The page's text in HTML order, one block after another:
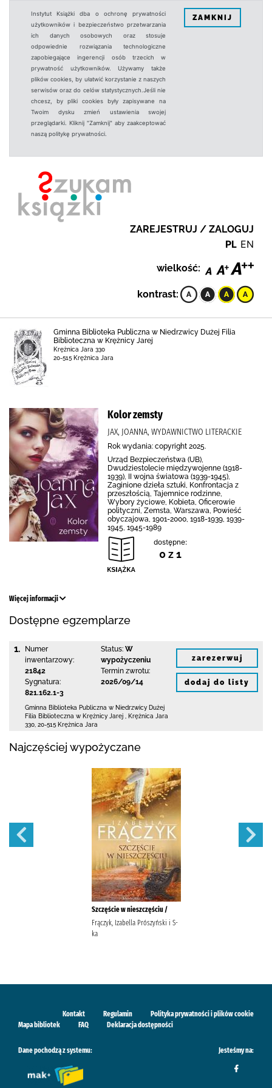
Instytut Książki dba o ochronę prywatności
użytkowników i bezpieczeństwo przetwarzania
ich danych osobowych oraz stosuje
odpowiednie rozwiązania technologiczne
zapobiegające ingerencji osób trzecich w
prywatność użytkowników. Używamy także
plików cookies, by ułatwić korzystanie z naszych
serwisów oraz do celów statystycznych.Jeśli nie
chcesz, by pliki cookies były zapisywane na
Twoim dysku zmień ustawienia swojej
przeglądarki. Kliknij "Zamknij" aby zaakceptować
naszą politykę prywatności.
ZAMKNIJ
ZAREJESTRUJ / ZALOGUJ
PL EN
wielkość:
kontrast:
Gminna Biblioteka Publiczna w Niedrzwicy Dużej Filia
Biblioteczna w Krężnicy Jarej
Krężnica Jara 330
20-515 Krężnica Jara
Kolor zemsty
JAX, JOANNA, WYDAWNICTWO LITERACKIE
Rok wydania: copyright 2025.
Urząd Bezpieczeństwa (UB),
Dwudziestolecie międzywojenne (1918-
1939), II wojna światowa (1939-1945),
Zaginione dzieła sztuki, Konfrontacja z
przeszłością, Tajemnice rodzinne,
Wybory życiowe, Kobieta, Oficerowie
polityczni, Zemsta, Warszawa, Powieść
obyczajowa, 1901-2000, 1918-1939, 1939-
1945, 1945-1989
dostępne:
0 z 1
Więcej informacji
Dostępne egzemplarze
1.
Numer
inwentarzowy:
21842
Sygnatura:
821.162.1-3
Status: W
wypożyczeniu
Termin zwrotu:
2026/09/14
Gminna Biblioteka Publiczna w Niedrzwicy Dużej
Filia Biblioteczna w Krężnicy Jarej
Krężnica Jara
330 20-515 Krężnica Jara
zarezerwuj
dodaj do listy
Najczęściej wypożyczane
Szczęście w nieszczęściu /
Frączyk, Izabella Prószyński i S-
ka
Kontakt Regulamin
Polityka prywatności i plików cookie
Mapa bibliotek
FAQ Deklaracja dostępności
Dane pochodzą z systemu: Jesteśmy na: